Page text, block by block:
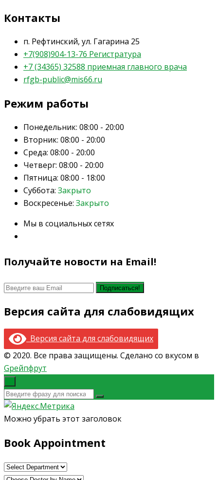
Контакты
п. Рефтинский, ул. Гагарина 25
+7(908)904-13-76 Регистратура
+7 (34365) 32588 приемная главного врача
rfgb-public@mis66.ru
Режим работы
Понедельник: 08:00 - 20:00
Вторник: 08:00 - 20:00
Среда: 08:00 - 20:00
Четверг: 08:00 - 20:00
Пятница: 08:00 - 18:00
Суббота: Закрыто
Воскресенье: Закрыто
Мы в социальных сетях
Получайте новости на Email!
Версия сайта для слабовидящих
Версия сайта для слабовидящих
© 2020. Все права защищены. Сделано со вкусом в
Gрейпфрут
Можно убрать этот заголовок
Book Appointment